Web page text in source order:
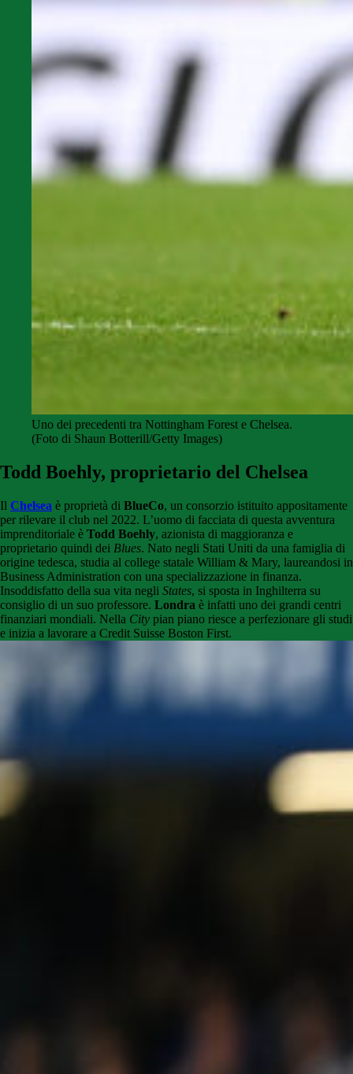
Uno dei precedenti tra Nottingham Forest e Chelsea.
(Foto di Shaun Botterill/Getty Images)
Todd Boehly, proprietario del Chelsea
Il Chelsea è proprietà di BlueCo, un consorzio istituito appositamente
per rilevare il club nel 2022. L’uomo di facciata di questa avventura
imprenditoriale è Todd Boehly, azionista di maggioranza e
proprietario quindi dei Blues. Nato negli Stati Uniti da una famiglia di
origine tedesca, studia al college statale William & Mary, laureandosi in
Business Administration con una specializzazione in finanza.
Insoddisfatto della sua vita negli States, si sposta in Inghilterra su
consiglio di un suo professore. Londra è infatti uno dei grandi centri
finanziari mondiali. Nella City pian piano riesce a perfezionare gli studi
e inizia a lavorare a Credit Suisse Boston First.